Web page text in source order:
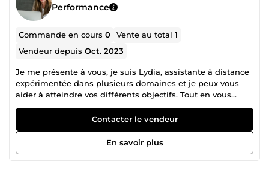
Performance
Commande en cours0 Vente au total1
Vendeur depuisOct. 2023
Je me présente à vous, je suis Lydia, assistante à distance
expérimentée dans plusieurs domaines et je peux vous
aider à atteindre vos différents objectifs. Tout en vous
garantissant un travail propre et dans un bref délai.
Contacter le vendeur
En savoir plus